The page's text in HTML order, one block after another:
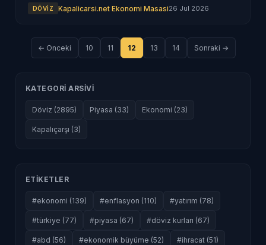
DÖVIZ Kapalicarsi.net Ekonomi Masasi26 Jul 2026
← Onceki 10 11 12 13 14 Sonraki →
KATEGORI ARSIVI
Döviz (2895) Piyasa (33) Ekonomi (23)
Kapalıçarşı (3)
ETIKETLER
#ekonomi (139) #enflasyon (110) #yatırım (78)
#türkiye (77) #piyasa (67) #döviz kurları (67)
#abd (56) #ekonomik büyüme (52) #ihracat (51)